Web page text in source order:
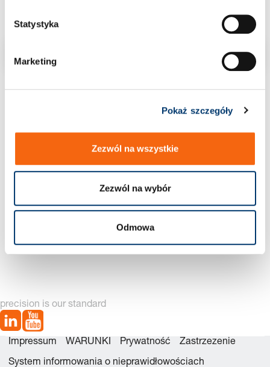
Statystyka
Marketing
Pokaż szczegóły
Zezwól na wszystkie
Zezwól na wybór
Odmowa
napraw
czego
2 Znaleziono artykuł
naprawczego
2487.12.09500. Sprężyna
gazowa POWERLINE
precision is our standard
Impressum WARUNKI Prywatność Zastrzezenie
System informowania o nieprawidłowościach